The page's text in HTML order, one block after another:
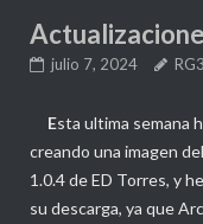
julio 7, 2024
Esta ultima semana
creando una imagen
1.0.4 de ED Torres, y
su descarga, ya que
puedes
hacerlo
desde >>